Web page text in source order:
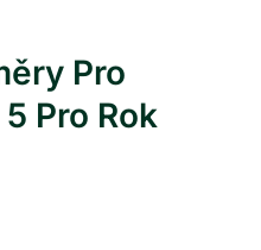
Pro
Pro Rok